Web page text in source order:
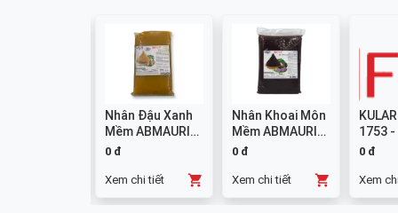
Nhân Đậu Xanh
Mềm ABMAURI
3kg
0 đ
Xem chi tiết
Nhân Khoai Môn
Mềm ABMAURI
3kg
0 đ
Xem chi tiết
1753 -
0 đ
Xem